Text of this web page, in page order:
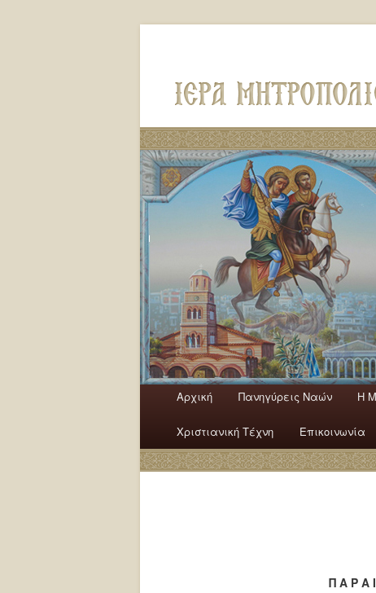
Κύρια μενού
Μετάβαση το κύριο
Μετάβαση στο δευτερεύον
Αρχική Πανηγύρεις Ναών H
Χριστιανική Τέχνη Επικοινωνία
Π Α Ρ Α